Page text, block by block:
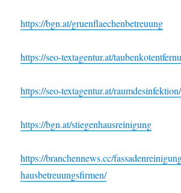
https://bgn.at/gruenflaechenbetreuung
https://seo-textagentur.at/
https://seo-textagentur.at/raumdesinfektion/
https://bgn.at/stiegenhausreinigung
https://branchennews.cc/
hausbetreuungsfirmen/